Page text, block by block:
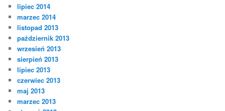
lipiec 2014
marzec 2014
listopad 2013
październik 2013
wrzesień 2013
sierpień 2013
lipiec 2013
czerwiec 2013
maj 2013
marzec 2013